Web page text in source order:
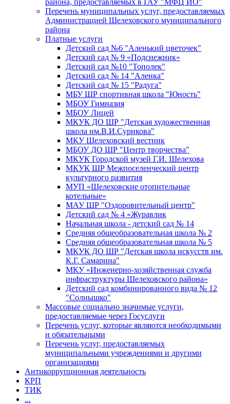
Перечень муниципальных услуг, предоставляемых
Администрацией Шелеховского муниципального
района
Платные услуги
Детский сад №6 "Аленький цветочек"
Детский сад № 9 «Подснежник»
Детский сад №10 "Тополек"
Детский сад № 14 "Аленка"
Детский сад № 15 "Радуга"
МБУ ШР спортивная школа "Юность"
МБОУ Гимназия
МБОУ Лицей
МКУК ДО ШР "Детская художественная
школа им.В.И.Сурикова"
МКУ Шелеховский вестник
МБОУ ДО ШР "Центр творчества"
МКУК Городской музей Г.И. Шелехова
МКУК ШР Межпоселенческий центр
культурного развития
МУП «Шелеховские отопительные
котельные»
МАУ ШР "Оздоровительный центр"
Детский сад № 4 «Журавлик
Начальная школа - детский сад № 14
Средняя общеобразовательная школа № 2
Средняя общеобразовательная школа № 5
МКУК ДО ШР "Детская школа искусств им.
К.Г. Самарина"
МКУ «Инженерно-хозяйственная служба
инфраструктуры Шелеховского района»
Детский сад комбинированного вида № 12
"Солнышко"
Массовые социально значимые услуги,
предоставляемые через Госуслуги
Перечень услуг, которые являются необходимыми
и обязательными
Перечень услуг, предоставляемых
муниципальными учреждениями и другими
организациями
Антикоррупционная деятельность
КРП
ТИК
...